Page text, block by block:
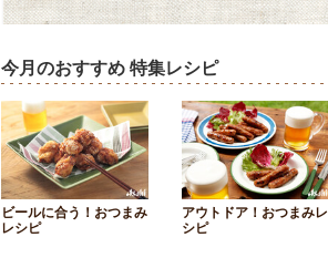
今月のおすすめ 特集レシピ
ビールに合う！おつまみ
レシピ
アウトドア！おつまみレ
シピ